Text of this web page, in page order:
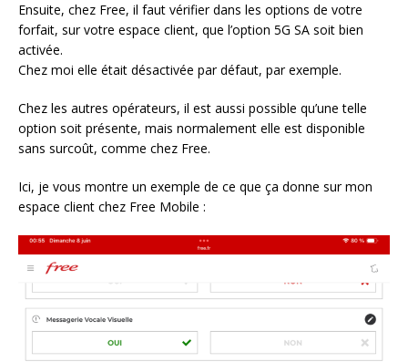
Ensuite, chez Free, il faut vérifier dans les options de votre
forfait, sur votre espace client, que l’option 5G SA soit bien
activée.
Chez moi elle était désactivée par défaut, par exemple.
Chez les autres opérateurs, il est aussi possible qu’une telle
option soit présente, mais normalement elle est disponible
sans surcoût, comme chez Free.
Ici, je vous montre un exemple de ce que ça donne sur mon
espace client chez Free Mobile :